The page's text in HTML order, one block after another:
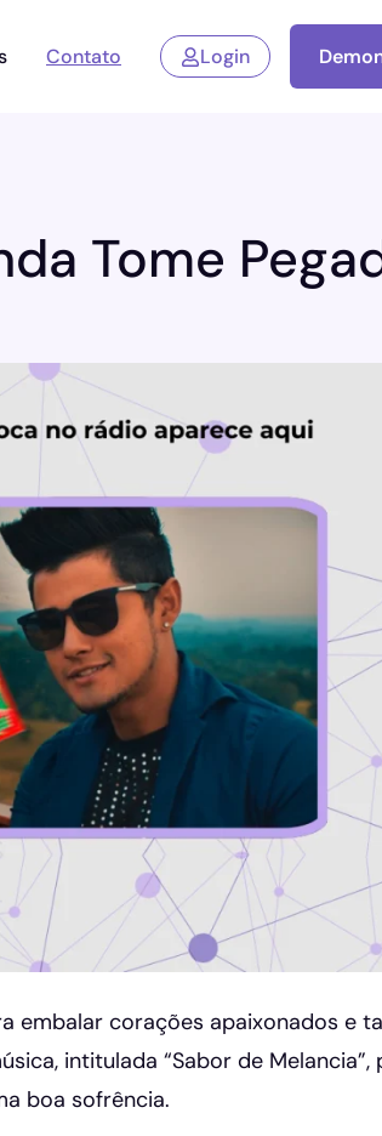
Contato Login
Tome
embalar corações apaixonados e
intitulada “Sabor de Melancia”,
boa sofrência.